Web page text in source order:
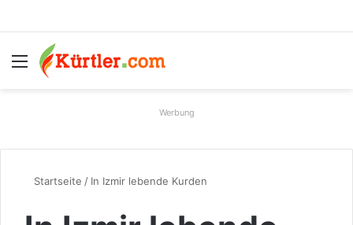
Menü
Werbung
Startseite / In Izmir lebende Kurden